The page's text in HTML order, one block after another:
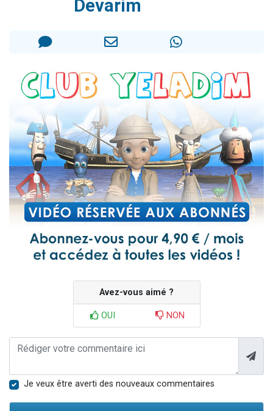
Dovan vient de donner son Maasser
Devarim
Avez-vous aimé ?
OUI NON
Je veux être averti des nouveaux commentaires